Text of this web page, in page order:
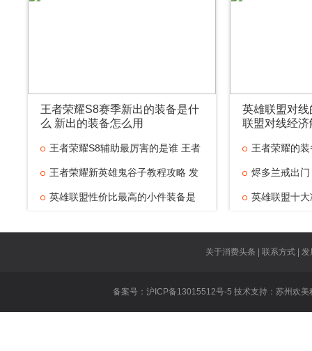
王者荣耀S8赛季新出的装备是什
么 新出的装备怎么用
王者荣耀S8辅助最厉害的是谁 王者
王者荣耀新英雄鬼谷子教程攻略 发
英雄联盟性价比最高的小件装备是
英雄联盟对
联盟对线经济
王者荣耀的
烬多兰戒出
英雄联盟十
王者荣耀技
王者荣耀遇
关于消费头条 | 联系方式 |
备案号：沪ICP备13015512号-5 技术支持： 苏州欢美